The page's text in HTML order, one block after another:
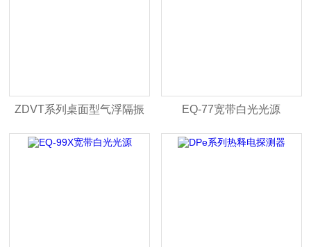
ZDVT系列桌面型气浮隔振
光学平台
EQ-77宽带白光光源